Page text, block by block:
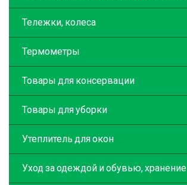
Тележки, колеса
Термометры
Товары для консервации
Товары для уборки
Утеплитель для окон
Уход за одеждой и обувью, хранение